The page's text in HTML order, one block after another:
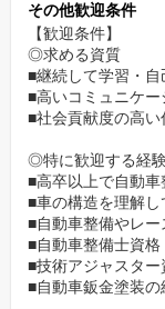
その他歓迎条件
【歓迎条件】
◎求める資質
■継続して学習・
■高いコミュニケ
■社会貢献度の高
◎特に歓迎する経
■高卒以上で自動
■車の構造を理解し
■自動車整備やレ
■自動車整備士資格
■技術アジャスター
■自動車鈑金塗装の